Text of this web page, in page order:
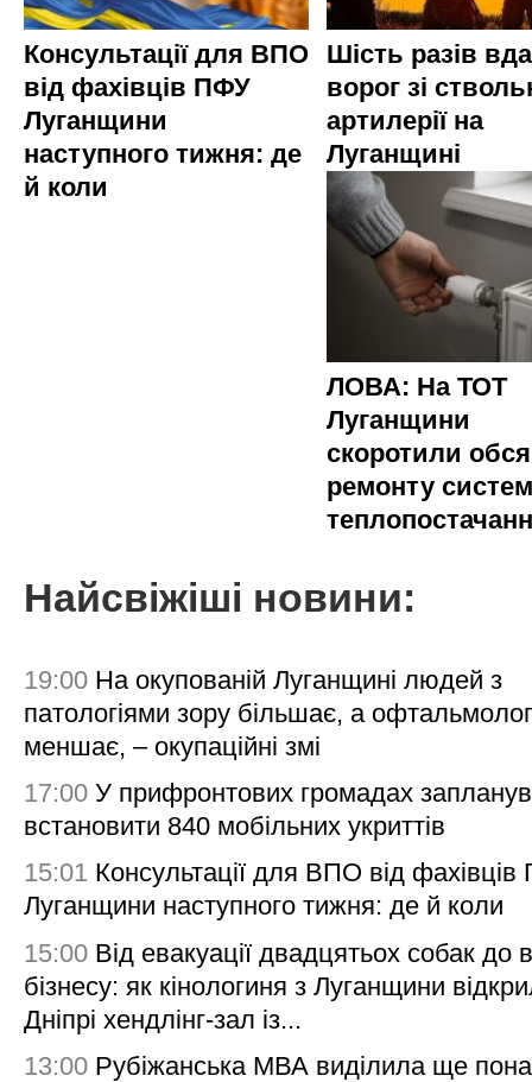
Консультації для ВПО
від фахівців ПФУ
Луганщини
наступного тижня: де
й коли
Шість разів
ворог зі
артилерії на
Луганщині
ЛОВА: На ТОТ
Луганщини
скоротили
ремонту
Найсвіжіші новини:
19:00 На окупованій Луганщині людей з
патологіями зору більшає, а
меншає, – окупаційні змі
17:00 У прифронтових громадах
встановити 840 мобільних укриттів
15:01 Консультації для ВПО від
Луганщини наступного тижня: де й коли
15:00 Від евакуації двадцятьох собак до
бізнесу: як кінологиня з Луганщини
Дніпрі хендлінг-зал із...
13:00 Рубіжанська МВА виділила ще